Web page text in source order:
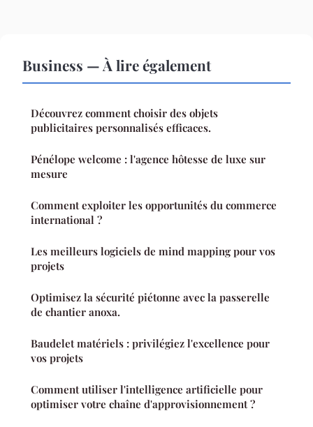
Business — À lire également
Découvrez comment choisir des objets
publicitaires personnalisés efficaces.
Pénélope welcome : l'agence hôtesse de luxe sur
mesure
Comment exploiter les opportunités du commerce
international ?
Les meilleurs logiciels de mind mapping pour vos
projets
Optimisez la sécurité piétonne avec la passerelle
de chantier anoxa.
Baudelet matériels : privilégiez l'excellence pour
vos projets
Comment utiliser l'intelligence artificielle pour
optimiser votre chaîne d'approvisionnement ?